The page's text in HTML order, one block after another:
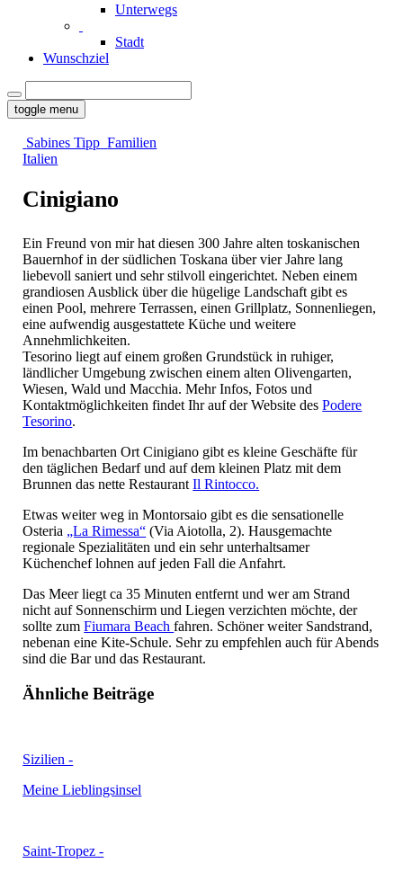
Unterwegs
Stadt
Wunschziel
toggle menu
Sabines Tipp Familien
Italien
Cinigiano
Ein Freund von mir hat diesen 300 Jahre alten toskanischen
Bauernhof in der südlichen Toskana über vier Jahre lang
liebevoll saniert und sehr stilvoll eingerichtet. Neben einem
grandiosen Ausblick über die hügelige Landschaft gibt es
einen Pool, mehrere Terrassen, einen Grillplatz, Sonnenliegen,
eine aufwendig ausgestattete Küche und weitere
Annehmlichkeiten.
Tesorino liegt auf einem großen Grundstück in ruhiger,
ländlicher Umgebung zwischen einem alten Olivengarten,
Wiesen, Wald und Macchia. Mehr Infos, Fotos und
Kontaktmöglichkeiten findet Ihr auf der Website desPodere
Tesorino.
Im benachbarten Ort Cinigiano gibt es kleine Geschäfte für
den täglichen Bedarf und auf dem kleinen Platz mit dem
Brunnen das nette RestaurantIl Rintocco.
Etwas weiter weg in Montorsaio gibt es die sensationelle
Osteria „La Rimessa“ (Via Aiotolla, 2). Hausgemachte
regionale Spezialitäten und ein sehr unterhaltsamer
Küchenchef lohnen auf jeden Fall die Anfahrt.
Das Meer liegt ca 35 Minuten entfernt und wer am Strand
nicht auf Sonnenschirm und Liegen verzichten möchte, der
sollte zumFiumara Beachfahren. Schöner weiter Sandstrand,
nebenan eine Kite-Schule. Sehr zu empfehlen auch für Abends
sind die Bar und das Restaurant.
Ähnliche Beiträge
Sizilien -
Meine Lieblingsinsel
Saint-Tropez -